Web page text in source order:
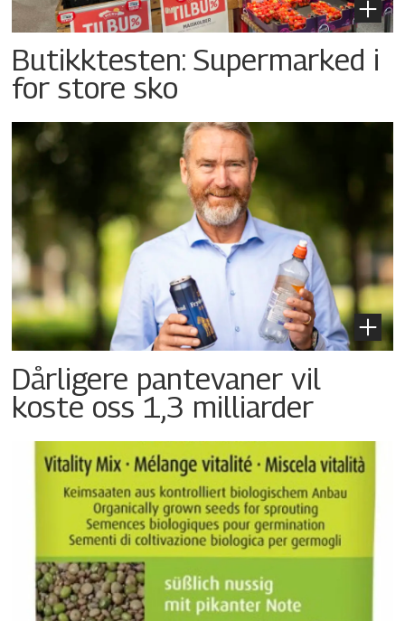
Butikktesten: Supermarked i
for store sko
Dårligere pantevaner vil
koste oss 1,3 milliarder